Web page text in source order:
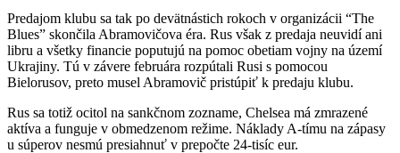
Predajom klubu sa tak po devätnástich rokoch v organizácii “The
Blues” skončila Abramovičova éra. Rus však z predaja neuvidí ani
libru a všetky financie poputujú na pomoc obetiam vojny na území
Ukrajiny. Tú v závere februára rozpútali Rusi s pomocou
Bielorusov, preto musel Abramovič pristúpiť k predaju klubu.
Rus sa totiž ocitol na sankčnom zozname, Chelsea má zmrazené
aktíva a funguje v obmedzenom režime. Náklady A-tímu na zápasy
u súperov nesmú presiahnuť v prepočte 24-tisíc eur.